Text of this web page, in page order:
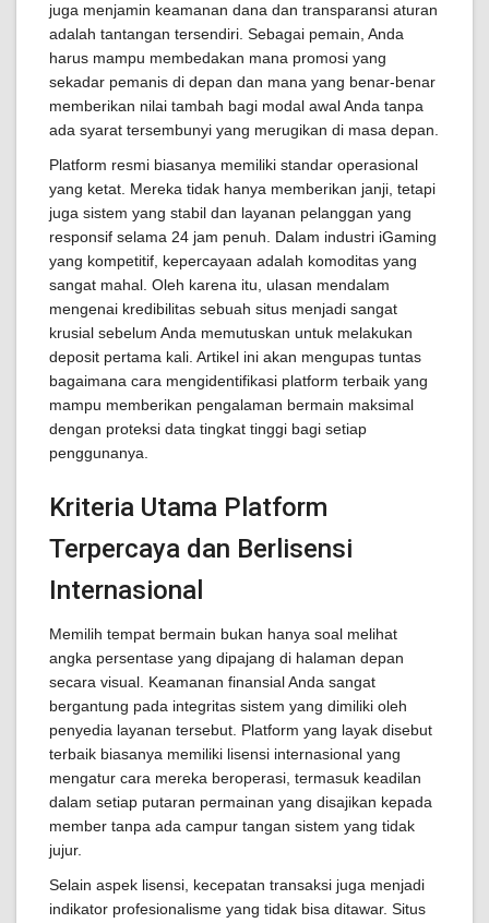
juga menjamin keamanan dana dan transparansi aturan
adalah tantangan tersendiri. Sebagai pemain, Anda
harus mampu membedakan mana promosi yang
sekadar pemanis di depan dan mana yang benar-benar
memberikan nilai tambah bagi modal awal Anda tanpa
ada syarat tersembunyi yang merugikan di masa depan.
Platform resmi biasanya memiliki standar operasional
yang ketat. Mereka tidak hanya memberikan janji, tetapi
juga sistem yang stabil dan layanan pelanggan yang
responsif selama 24 jam penuh. Dalam industri iGaming
yang kompetitif, kepercayaan adalah komoditas yang
sangat mahal. Oleh karena itu, ulasan mendalam
mengenai kredibilitas sebuah situs menjadi sangat
krusial sebelum Anda memutuskan untuk melakukan
deposit pertama kali. Artikel ini akan mengupas tuntas
bagaimana cara mengidentifikasi platform terbaik yang
mampu memberikan pengalaman bermain maksimal
dengan proteksi data tingkat tinggi bagi setiap
penggunanya.
Kriteria Utama Platform
Terpercaya dan Berlisensi
Internasional
Memilih tempat bermain bukan hanya soal melihat
angka persentase yang dipajang di halaman depan
secara visual. Keamanan finansial Anda sangat
bergantung pada integritas sistem yang dimiliki oleh
penyedia layanan tersebut. Platform yang layak disebut
terbaik biasanya memiliki lisensi internasional yang
mengatur cara mereka beroperasi, termasuk keadilan
dalam setiap putaran permainan yang disajikan kepada
member tanpa ada campur tangan sistem yang tidak
jujur.
Selain aspek lisensi, kecepatan transaksi juga menjadi
indikator profesionalisme yang tidak bisa ditawar. Situs